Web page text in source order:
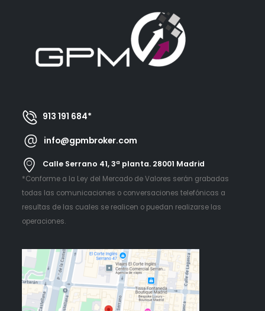
913 191 684*
info@gpmbroker.com
Calle Serrano 41, 3ª planta. 28001 Madrid
*Conforme a la Ley del Mercado de Valores serán grabadas
todas las comunicaciones o conversaciones telefónicas a
resultas de las cuales se realicen o puedan realizarse las
operaciones.